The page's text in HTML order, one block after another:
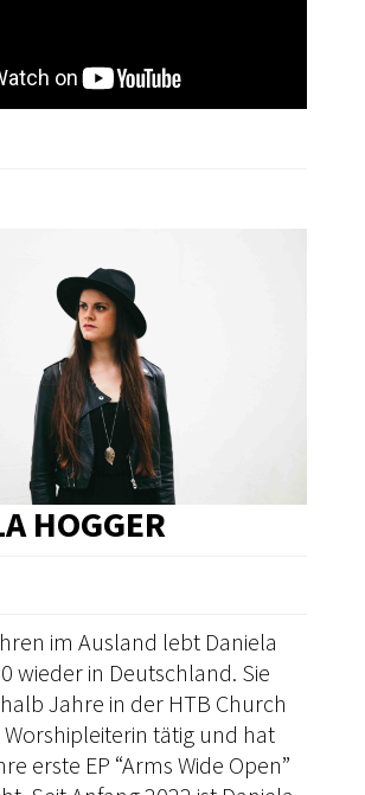
HOGGER
im Ausland lebt Daniela
wieder in Deutschland. Sie
Jahre in der HTB Church
tätig und hat
erste EP “Arms Wide Open”